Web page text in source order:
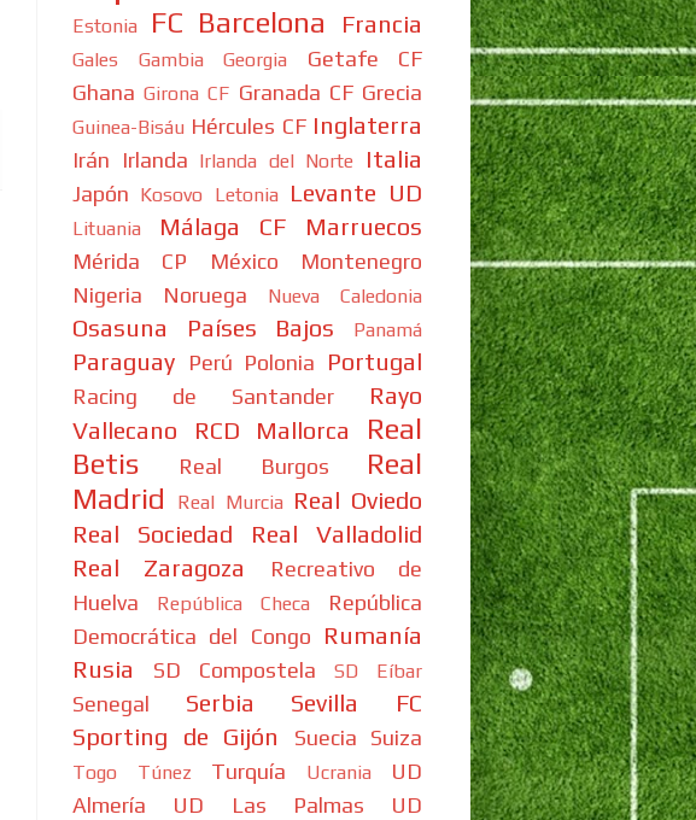
Estonia FC Barcelona Francia
Gales Gambia Georgia
Getafe CF
Ghana Girona CF Granada CF Grecia
Guinea-Bisáu Hércules CF Inglaterra
Irán Irlanda Irlanda del Norte Italia
Japón Kosovo Letonia Levante UD
Lituania Málaga CF Marruecos
Mérida CP México
Montenegro
Nigeria
Noruega Nueva Caledonia
Osasuna Países Bajos Panamá
Paraguay Perú Polonia Portugal
Racing de Santander
Rayo
Vallecano
RCD Mallorca
Real
Betis
Real Burgos
Real
Madrid
Real Murcia Real Oviedo
Real Sociedad
Real Valladolid
Real Zaragoza
Recreativo de
Huelva
República Checa
República
Democrática del Congo
Rumanía
Rusia
SD Compostela SD Eíbar
Senegal Serbia
Sevilla FC
Sporting de Gijón
Suecia Suiza
Togo Túnez Turquía Ucrania
UD
Almería
UD Las Palmas
UD